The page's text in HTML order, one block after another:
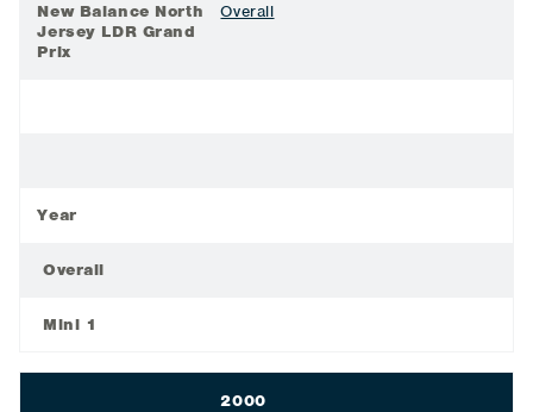
New Balance North
Jersey LDR Grand
Prix
Overall
Year
Overall
Mini 1
2000